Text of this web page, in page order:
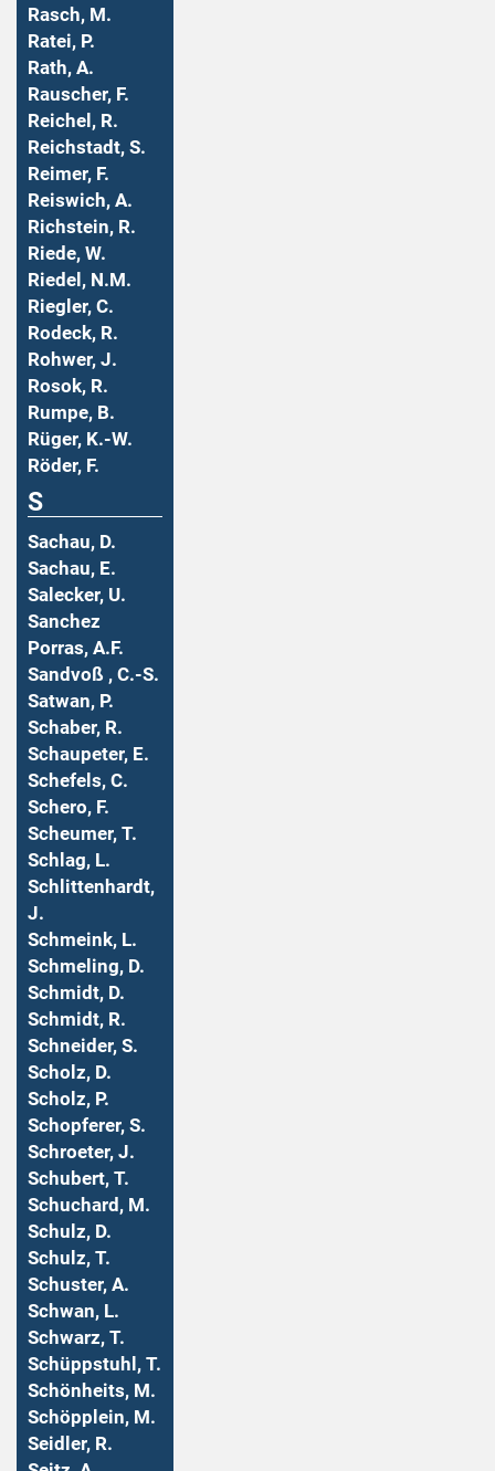
Rasch, M.
Ratei, P.
Rath, A.
Rauscher, F.
Reichel, R.
Reichstadt, S.
Reimer, F.
Reiswich, A.
Richstein, R.
Riede, W.
Riedel, N.M.
Riegler, C.
Rodeck, R.
Rohwer, J.
Rosok, R.
Rumpe, B.
Rüger, K.-W.
Röder, F.
S
Sachau, D.
Sachau, E.
Salecker, U.
Sanchez
Porras, A.F.
Sandvoß , C.-S.
Satwan, P.
Schaber, R.
Schaupeter, E.
Schefels, C.
Schero, F.
Scheumer, T.
Schlag, L.
Schlittenhardt,
J.
Schmeink, L.
Schmeling, D.
Schmidt, D.
Schmidt, R.
Schneider, S.
Scholz, D.
Scholz, P.
Schopferer, S.
Schroeter, J.
Schubert, T.
Schuchard, M.
Schulz, D.
Schulz, T.
Schuster, A.
Schwan, L.
Schwarz, T.
Schüppstuhl, T.
Schönheits, M.
Schöpplein, M.
Seidler, R.